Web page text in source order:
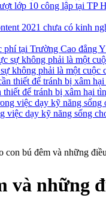
lớp 10 công lập tại TP
2021 chưa có kinh
tại Trường Cao đẳng
không phải là một cuộc
để tránh bị xâm hại
việc dạy kỹ năng sống
con bú đêm và những
và những